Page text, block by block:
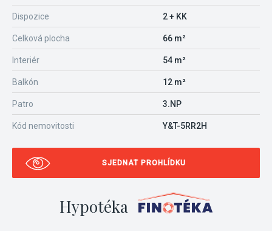
Dispozice 2 + KK
Celková plocha 66 m²
Interiér 54 m²
Balkón 12 m²
Patro 3.NP
Kód nemovitosti Y&T-5RR2H
SJEDNAT PROHLÍDKU
Hypotéka